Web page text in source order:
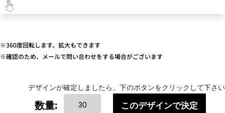
※360度回転します。拡大もできます
※確認のため、メールで問い合わせをする場合がございます
デザインが確定しましたら、下のボタンをクリックして下さい
数量: このデザインで決定